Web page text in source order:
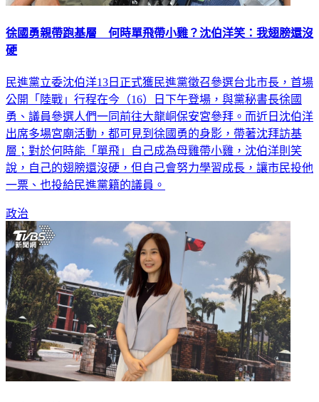
徐國勇親帶跑基層 何時單飛帶小雞？沈伯洋笑：我翅膀還沒
硬
民進黨立委沈伯洋13日正式獲民進黨徵召參選台北市長，首場
公開「陸戰」行程在今（16）日下午登場，與黨秘書長徐國
勇、議員參選人們一同前往大龍峒保安宮參拜。而近日沈伯洋
出席多場宮廟活動，都可見到徐國勇的身影，帶著沈拜訪基
層；對於何時能「單飛」自己成為母雞帶小雞，沈伯洋則笑
說，自己的翅膀還沒硬，但自己會努力學習成長，讓市民投他
一票、也投給民進黨籍的議員。
政治